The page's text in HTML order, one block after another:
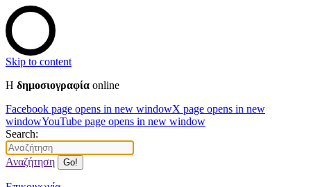
Skip to content
Η δημοσιογραφία online
Facebook page opens in new windowX page opens in new
windowYouTube page opens in new window
Search:
Αναζήτηση